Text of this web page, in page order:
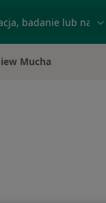
Mucha